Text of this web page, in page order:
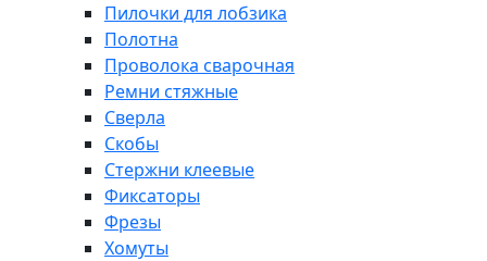
Пилочки для лобзика
Полотна
Проволока сварочная
Ремни стяжные
Сверла
Скобы
Стержни клеевые
Фиксаторы
Фрезы
Хомуты